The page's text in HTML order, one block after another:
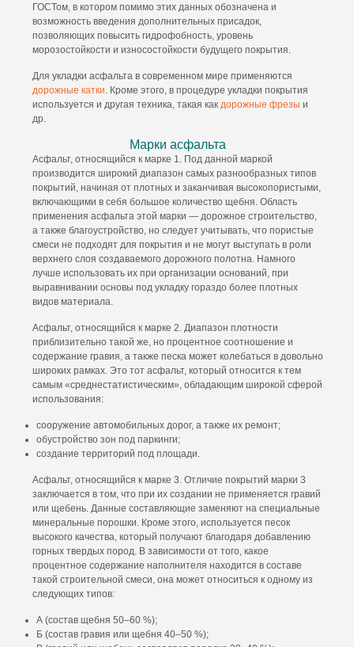
ГОСТом, в котором помимо этих данных обозначена и
возможность введения дополнительных присадок,
позволяющих повысить гидрофобность, уровень
морозостойкости и износостойкости будущего покрытия.
Для укладки асфальта в современном мире применяются
дорожные катки . Кроме этого, в процедуре укладки покрытия
используется и другая техника, такая как дорожные фрезы и
др.
Марки асфальта
Асфальт, относящийся к марке 1. Под данной маркой
производится широкий диапазон самых разнообразных типов
покрытий, начиная от плотных и заканчивая высокопористыми,
включающими в себя большое количество щебня. Область
применения асфальта этой марки — дорожное строительство,
а также благоустройство, но следует учитывать, что пористые
смеси не подходят для покрытия и не могут выступать в роли
верхнего слоя создаваемого дорожного полотна. Намного
лучше использовать их при организации оснований, при
выравнивании основы под укладку гораздо более плотных
видов материала.
Асфальт, относящийся к марке 2. Диапазон плотности
приблизительно такой же, но процентное соотношение и
содержание гравия, а также песка может колебаться в довольно
широких рамках. Это тот асфальт, который относится к тем
самым «среднестатистическим», обладающим широкой сферой
использования:
сооружение автомобильных дорог, а также их ремонт;
обустройство зон под паркинги;
создание территорий под площади.
Асфальт, относящийся к марке 3. Отличие покрытий марки 3
заключается в том, что при их создании не применяется гравий
или щебень. Данные составляющие заменяют на специальные
минеральные порошки. Кроме этого, используется песок
высокого качества, который получают благодаря добавлению
горных твердых пород. В зависимости от того, какое
процентное содержание наполнителя находится в составе
такой строительной смеси, она может относиться к одному из
следующих типов:
А (состав щебня 50–60 %);
Б (состав гравия или щебня 40–50 %);